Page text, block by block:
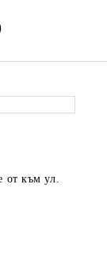
от към ул.